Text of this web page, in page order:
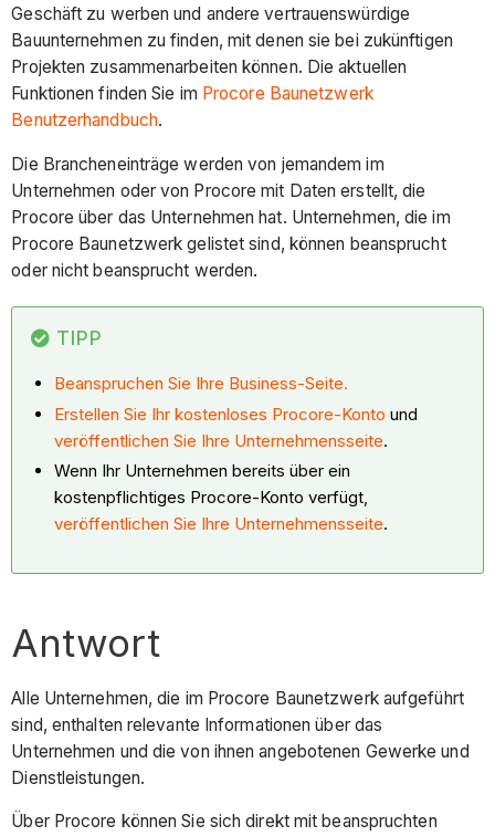
Geschäft zu werben und andere vertrauenswürdige
Bauunternehmen zu finden, mit denen sie bei zukünftigen
Projekten zusammenarbeiten können. Die aktuellen
Funktionen finden Sie im Procore Baunetzwerk
Benutzerhandbuch.
Die Brancheneinträge werden von jemandem im
Unternehmen oder von Procore mit Daten erstellt, die
Procore über das Unternehmen hat. Unternehmen, die im
Procore Baunetzwerk gelistet sind, können beansprucht
oder nicht beansprucht werden.
TIPP
Beanspruchen Sie Ihre Business-Seite.
Erstellen Sie Ihr kostenloses Procore-Konto und
veröffentlichen Sie Ihre Unternehmensseite.
Wenn Ihr Unternehmen bereits über ein
kostenpflichtiges Procore-Konto verfügt,
veröffentlichen Sie Ihre Unternehmensseite.
Antwort
Alle Unternehmen, die im Procore Baunetzwerk aufgeführt
sind, enthalten relevante Informationen über das
Unternehmen und die von ihnen angebotenen Gewerke und
Dienstleistungen.
Über Procore können Sie sich direkt mit beanspruchten